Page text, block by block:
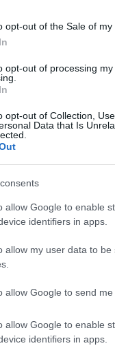
opt-out of the Sale of my
opt-out of processing
opt-out of Collection,
Data that Is
allow Google to enable
identifiers in apps.
allow my user data to
allow Google to send
allow Google to enable
identifiers in apps.
csak a
reserved. Do